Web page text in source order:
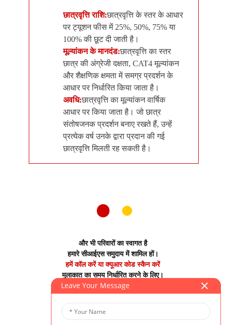
छात्रवृत्ति राशि:छात्रवृत्ति के स्तर के आधार
पर ट्यूशन फीस में 25%, 50%, 75% या
100% की छूट दी जाती है।
मूल्यांकन के मानदंड:छात्रवृत्ति का स्तर
छात्र की अंग्रेजी दक्षता, CAT4 मूल्यांकन
और शैक्षणिक क्षमता में समग्र प्रदर्शन के
आधार पर निर्धारित किया जाता है।
अवधि:छात्रवृत्ति का मूल्यांकन वार्षिक
आधार पर किया जाता है। जो छात्र
संतोषजनक प्रदर्शन बनाए रखते हैं, उन्हें
प्रत्येक वर्ष उनके द्वारा प्रदान की गई
छात्रवृत्ति मिलती रह सकती है।
और भी परिवारों का स्वागत है
हमारे सीआईएस समुदाय में शामिल हों।
हमें कॉल करें या क्यूआर कोड स्कैन करें
मुलाकात का समय निर्धारित करने के लिए।
Leave Your Message